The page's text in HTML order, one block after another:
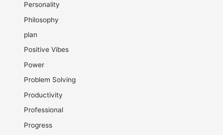
Personality
Philosophy
plan
Positive Vibes
Power
Problem Solving
Productivity
Professional
Progress